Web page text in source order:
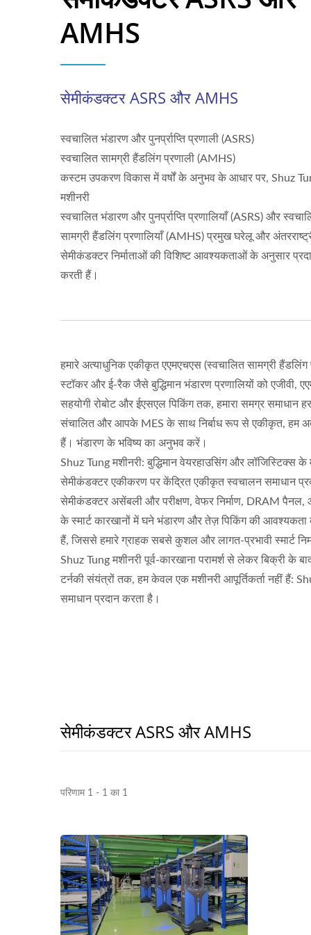
AMHS
सेमीकंडक्टर ASRS और AMHS
स्वचालित भंडारण और पुनर्प्राप्ति प्रणाली (ASRS)
स्वचालित सामग्री हैंडलिंग प्रणाली (AMHS)
कस्टम उपकरण विकास में वर्षों के अनुभव के आधार पर, Shuz
मशीनरी
स्वचालित भंडारण और पुनर्प्राप्ति प्रणालियाँ (ASRS) और
सामग्री हैंडलिंग प्रणालियाँ (AMHS) प्रमुख घरेलू और
सेमीकंडक्टर निर्माताओं की विशिष्ट आवश्यकताओं के अनुसार
करती हैं।
हमारे अत्याधुनिक एकीकृत एएमएचएस (स्वचालित सामग्री
स्टॉकर और ई-रैक जैसे बुद्धिमान भंडारण प्रणालियों को
सहयोगी रोबोट और ईएसएल पिकिंग तक, हमारा समग्र
संचालित और आपके MES के साथ निर्बाध रूप से एकीकृत, हम
हैं। भंडारण के भविष्य का अनुभव करें।
Shuz Tung मशीनरी: बुद्धिमान वेयरहाउसिंग और लॉजिस्टिक्स
सेमीकंडक्टर एकीकरण पर केंद्रित एकीकृत स्वचालन समाधान
सेमीकंडक्टर असेंबली और परीक्षण, वेफर निर्माण, DRAM पैनल,
के स्मार्ट कारखानों में घने भंडारण और तेज़ पिकिंग की
हैं, जिससे हमारे ग्राहक सबसे कुशल और लागत-प्रभावी स्मार्ट
Shuz Tung मशीनरी पूर्व-कारखाना परामर्श से लेकर बिक्री
टर्नकी संयंत्रों तक, हम केवल एक मशीनरी आपूर्तिकर्ता नहीं हैं:
समाधान प्रदान करता है।
सेमीकंडक्टर ASRS और AMHS
परिणाम 1 - 1 का 1